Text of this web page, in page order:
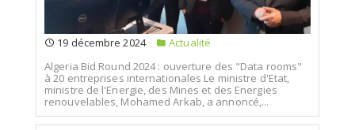
19 décembre 2024
Actualité
Algeria Bid Round 2024 : ouverture des "Data rooms"
à 20 entreprises internationales Le ministre d'Etat,
ministre de l'Energie, des Mines et des Energies
renouvelables, Mohamed Arkab, a annoncé,...